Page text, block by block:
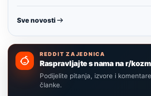
Sve novosti
REDDIT ZAJEDNICA
Raspravljajte s nama na r/
Podijelite pitanja, izvore i
članke.